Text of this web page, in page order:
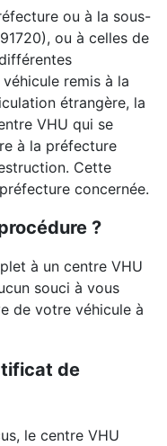
ou à la sous-
ou à celles de
remis à la
étrangère, la
VHU qui se
à la préfecture
Cette
concernée.
?
à un centre VHU
souci à vous
de votre véhicule à
de
le centre VHU